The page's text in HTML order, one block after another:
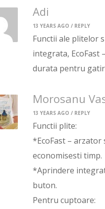
Adi
13 YEARS AGO / REPLY
Functii ale plitelor
integrata, EcoFast
durata pentru
Morosanu
13 YEARS AGO / REPLY
Functii plite:
*EcoFast –
economisesti timp.
*Aprindere
buton.
Pentru cuptoare: